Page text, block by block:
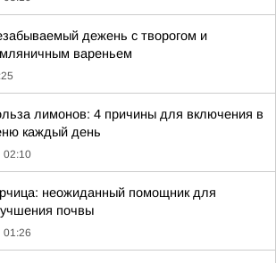
дежень с творогом и
вареньем
лимонов: 4 причины для включения в
каждый день
02:10
неожиданный помощник для
почвы
01:26